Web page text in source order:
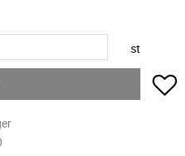
st